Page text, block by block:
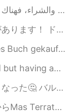
。。😅 ゲーム・オブ・スローンズの多くの場所がそこで撮影され...
von diesem Autor. Ich habe ...
When I am studying الفصحى but having another class~Yeah that's basically me 🙆‍♀️ Always having A...
は本物札幌の味です！札幌にまだ行ったことがないけど、いつか...
るのためです。 昔、このところはお金持ちの家族の土地だ...